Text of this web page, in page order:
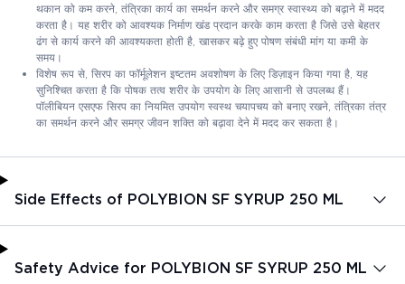
थकान को कम करने, तंत्रिका कार्य का समर्थन करने और समग्र स्वास्थ्य को बढ़ाने में मदद
करता है। यह शरीर को आवश्यक निर्माण खंड प्रदान करके काम करता है जिसे उसे बेहतर
ढंग से कार्य करने की आवश्यकता होती है, खासकर बढ़े हुए पोषण संबंधी मांग या कमी के
समय।
विशेष रूप से, सिरप का फॉर्मूलेशन इष्टतम अवशोषण के लिए डिज़ाइन किया गया है, यह
सुनिश्चित करता है कि पोषक तत्व शरीर के उपयोग के लिए आसानी से उपलब्ध हैं।
पॉलीबियन एसएफ सिरप का नियमित उपयोग स्वस्थ चयापचय को बनाए रखने, तंत्रिका तंत्र
का समर्थन करने और समग्र जीवन शक्ति को बढ़ावा देने में मदद कर सकता है।
Side Effects of POLYBION SF SYRUP 250 ML
Safety Advice for POLYBION SF SYRUP 250 ML